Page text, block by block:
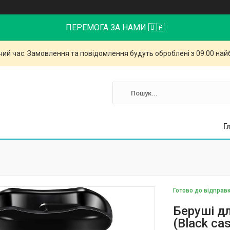
ПЕРЕМОГА ЗА НАМИ 🇺🇦
час. Замовлення та повідомлення будуть оброблені з 09:00
Готово до
Беруші
(Black